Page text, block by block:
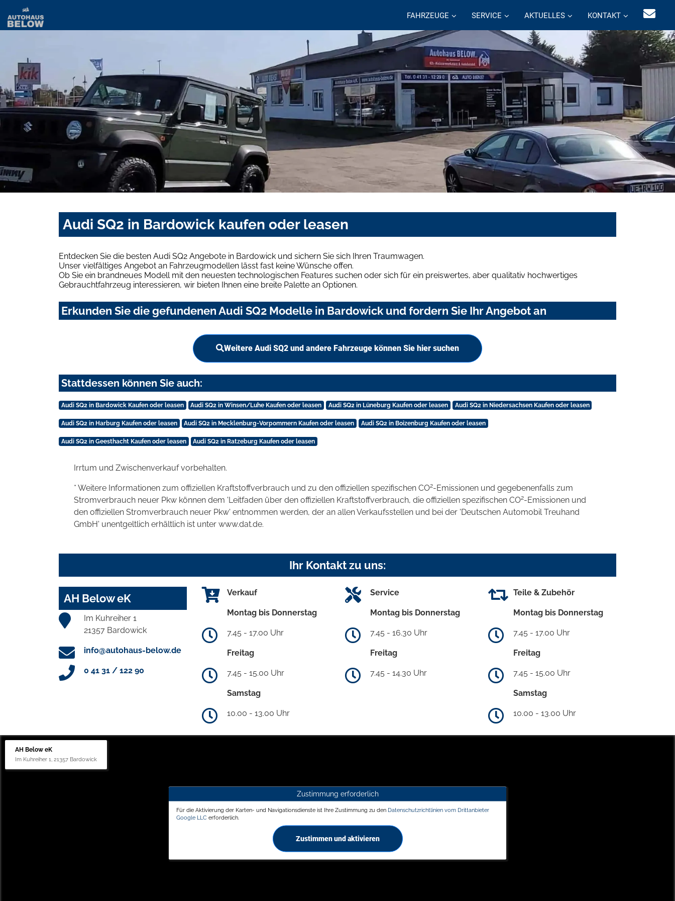
FAHRZEUGE SERVICE AKTUELLES KONTAKT
Audi SQ2 in Bardowick kaufen oder leasen
Entdecken Sie die besten Audi SQ2 Angebote in Bardowick und sichern Sie sich Ihren Traumwagen.
Unser vielfältiges Angebot an Fahrzeugmodellen lässt fast keine Wünsche offen.
Ob Sie ein brandneues Modell mit den neuesten technologischen Features suchen oder sich für ein preiswertes, aber qualitativ hochwertiges
Gebrauchtfahrzeug interessieren, wir bieten Ihnen eine breite Palette an Optionen.
Erkunden Sie die gefundenen Audi SQ2 Modelle in Bardowick und fordern Sie Ihr Angebot an
Weitere Audi SQ2 und andere Fahrzeuge können Sie hier suchen
Stattdessen können Sie auch:
Audi SQ2 in Bardowick Kaufen oder leasen Audi SQ2 in Winsen/Luhe Kaufen oder leasen Audi SQ2 in Lüneburg Kaufen oder leasen Audi SQ2 in Niedersachsen Kaufen oder leasen
Audi SQ2 in Harburg Kaufen oder leasen Audi SQ2 in Mecklenburg-Vorpommern Kaufen oder leasen Audi SQ2 in Boizenburg Kaufen oder leasen
Audi SQ2 in Geesthacht Kaufen oder leasen Audi SQ2 in Ratzeburg Kaufen oder leasen
Irrtum und Zwischenverkauf vorbehalten.
* Weitere Informationen zum offiziellen Kraftstoffverbrauch und zu den offiziellen spezifischen CO2-Emissionen und gegebenenfalls zum
Stromverbrauch neuer Pkw können dem 'Leitfaden über den offiziellen Kraftstoffverbrauch, die offiziellen spezifischen CO2-Emissionen und
den offiziellen Stromverbrauch neuer Pkw' entnommen werden, der an allen Verkaufsstellen und bei der 'Deutschen Automobil Treuhand
GmbH' unentgeltlich erhältlich ist unter www.dat.de.
Ihr Kontakt zu uns:
AH Below eK
Im Kuhreiher 1
21357 Bardowick
info@autohaus-below.de
0 41 31 / 122 90
Verkauf
Montag bis Donnerstag
7.45 - 17.00 Uhr
Freitag
7.45 - 15.00 Uhr
Samstag
10.00 - 13.00 Uhr
Service
Montag bis Donnerstag
7.45 - 16.30 Uhr
Freitag
7.45 - 14.30 Uhr
Teile & Zubehör
Montag bis Donnerstag
7.45 - 17.00 Uhr
Freitag
7.45 - 15.00 Uhr
Samstag
10.00 - 13.00 Uhr
AH Below eK
Im Kuhreiher 1, 21357 Bardowick
Zustimmung erforderlich
Für die Aktivierung der Karten- und Navigationsdienste ist Ihre Zustimmung zu den Datenschutzrichtlinien vom Drittanbieter
Google LLC erforderlich.
Zustimmen und aktivieren